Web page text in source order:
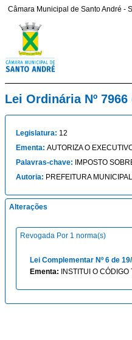
Câmara Municipal de Santo André -
Lei Ordinária Nº 7966
Legislatura: 12
Ementa: AUTORIZA O
Palavras-chave: IMPOSTO
Autoria: PREFEITURA
Alterações
Revogada Por 1 norma(s)
Lei Complementar Nº 6 de
Ementa: INSTITUI O